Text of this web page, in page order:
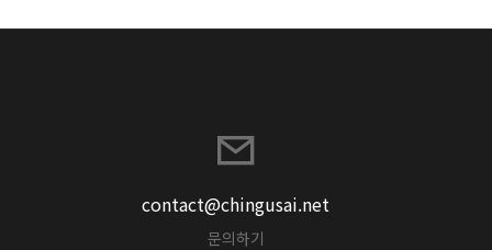
contact@chingusai.net
문의하기